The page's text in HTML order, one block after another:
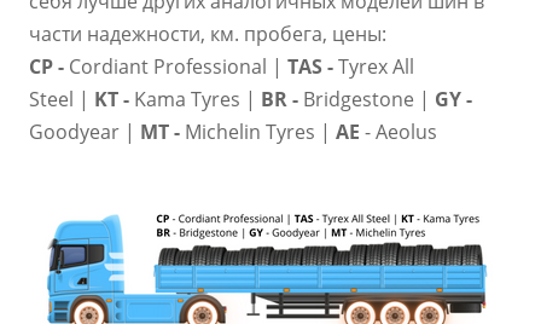
части надежности, км. пробега, цены:
CP- Cordiant Professional | TAS -Tyrex All
Steel | KT - Kama Tyres | BR- Bridgestone | GY-
Goodyear | MT- Michelin Tyres | AE - Aeolus